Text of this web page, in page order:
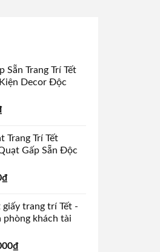
Sẵn Trang Trí Tết
Decor Độc
Trang Trí Tết
Gấp Sẵn Độc
₫
trang trí Tết -
phòng khách tài
₫